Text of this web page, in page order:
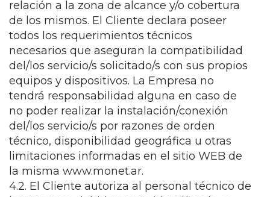
relación a la zona de alcance y/o cobertura
de los mismos. El Cliente declara poseer
todos los requerimientos técnicos
necesarios que aseguran la compatibilidad
del/los servicio/s solicitado/s con sus propios
equipos y dispositivos. La Empresa no
tendrá responsabilidad alguna en caso de
no poder realizar la instalación/conexión
del/los servicio/s por razones de orden
técnico, disponibilidad geográfica u otras
limitaciones informadas en el sitio WEB de
la misma www.monet.ar.
4.2. El Cliente autoriza al personal técnico de